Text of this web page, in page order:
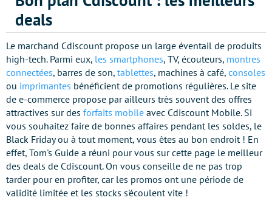
deals
Le marchand Cdiscount propose un large éventail de produits
high-tech. Parmi eux, les smartphones, TV, écouteurs, montres
connectées, barres de son, tablettes, machines à café, consoles
ou imprimantes bénéficient de promotions régulières. Le site
de e-commerce propose par ailleurs très souvent des offres
attractives sur des forfaits mobile avec Cdiscount Mobile. Si
vous souhaitez faire de bonnes affaires pendant les soldes, le
Black Friday ou à tout moment, vous êtes au bon endroit ! En
effet, Tom's Guide a réuni pour vous sur cette page le meilleur
des deals de Cdiscount. On vous conseille de ne pas trop
tarder pour en profiter, car les promos ont une période de
validité limitée et les stocks s'écoulent vite !